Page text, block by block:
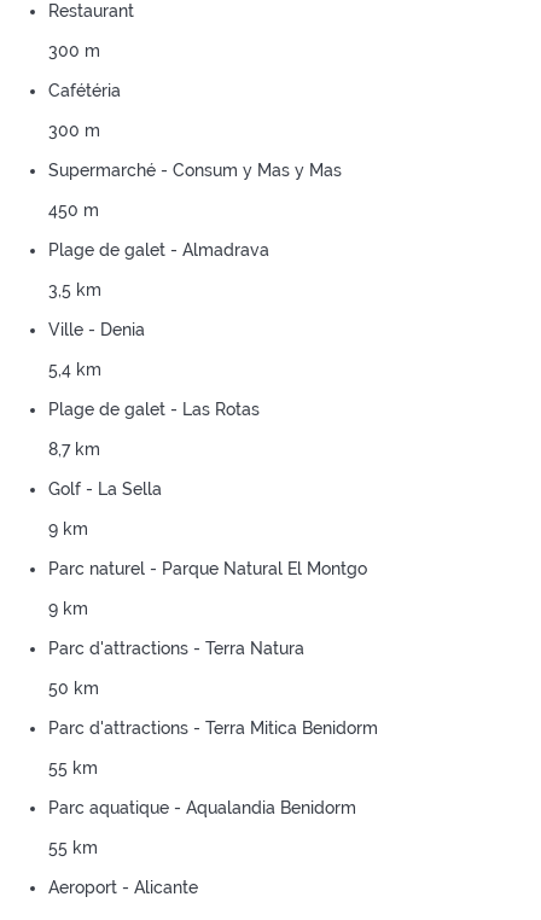
Restaurant
300 m
Cafétéria
300 m
Supermarché - Consum y Mas y Mas
450 m
Plage de galet - Almadrava
3,5 km
Ville - Denia
5,4 km
Plage de galet - Las Rotas
8,7 km
Golf - La Sella
9 km
Parc naturel - Parque Natural El Montgo
9 km
Parc d'attractions - Terra Natura
50 km
Parc d'attractions - Terra Mitica Benidorm
55 km
Parc aquatique - Aqualandia Benidorm
55 km
Aeroport - Alicante